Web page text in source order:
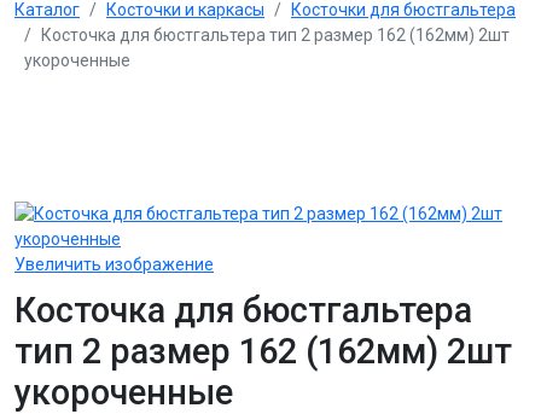
Каталог
Косточки и каркасы
Косточки для бюстгальтера
Косточка для бюстгальтера тип 2 размер 162 (162мм) 2шт
укороченные
Увеличить изображение
Косточка для бюстгальтера
тип 2 размер 162 (162мм) 2шт
укороченные